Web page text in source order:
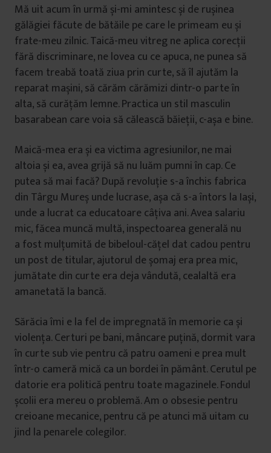
Mă uit acum în urmă și-mi amintesc și de rușinea
gălăgiei făcute de bătăile pe care le primeam eu și
frate-meu zilnic. Taică-meu vitreg ne aplica corecții
fără discriminare, ne lovea cu ce apuca, ne punea să
facem treabă toată ziua prin curte, să îl ajutăm la
reparat mașini, să cărăm cărămizi dintr-o parte în
alta, să curățăm lemne. Practica un stil masculin
basarabean care voia să călească băieții, c-așa e bine.
Maică-mea era și ea victima agresiunilor, ne mai
altoia și ea, avea grijă să nu luăm pumni în cap. Ce
putea să mai facă? După revoluție s-a închis fabrica
din Târgu Mureș unde lucrase, așa că s-a întors la Iași,
unde a lucrat ca educatoare câțiva ani. Avea salariu
mic, făcea muncă multă, inspectoarea generală nu
a fost mulțumită de bibeloul-cățel dat cadou pentru
un post de titular, ajutorul de șomaj era prea mic,
jumătate din curte era deja vândută, cealaltă era
amanetată la bancă.
Sărăcia îmi e la fel de impregnată în memorie ca și
violența. Certuri pe bani, mâncare puțină, dormit vara
în curte sub vie pentru că patru oameni e prea mult
într-o cameră mică ca un bordei în pământ. Cerutul pe
datorie era politică pentru toate magazinele. Fondul
școlii era mereu o problemă. Am o obsesie pentru
creioane mecanice, pentru că pe atunci mă uitam cu
jind la penarele colegilor.